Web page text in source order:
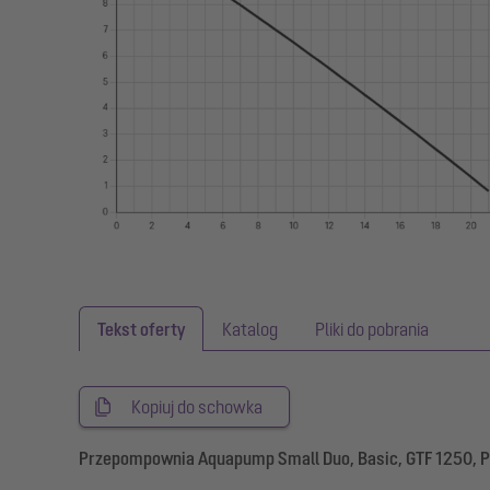
Tekst oferty Katalog Pliki do pobrania
Kopiuj do schowka
Przepompownia Aquapump Small Duo, Basic, GTF 1250,